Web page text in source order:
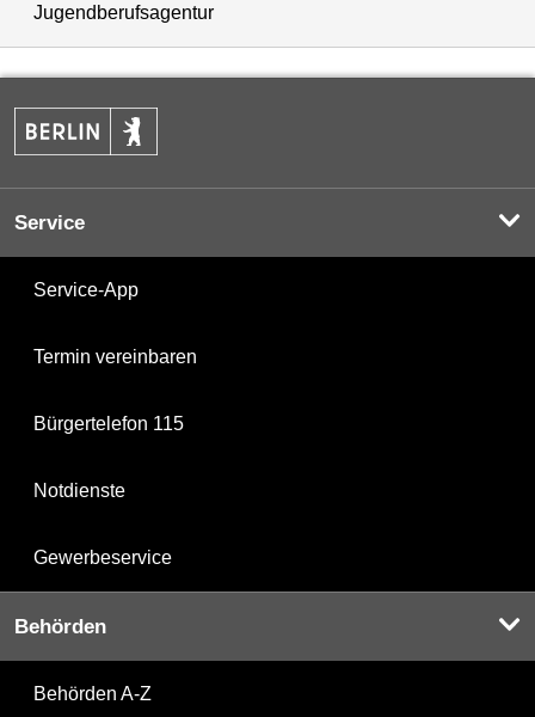
Jugendberufsagentur
Service
Service-App
Termin vereinbaren
Bürgertelefon 115
Notdienste
Gewerbeservice
Behörden
Behörden A-Z